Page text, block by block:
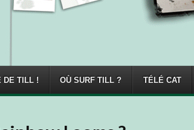
DE TILL ! OÙ SURF TILL ? TÉLÉ CAT